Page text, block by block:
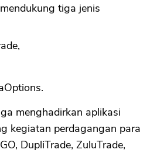
tiga jenis
menghadirkan aplikasi
kegiatan perdagangan para
DupliTrade, ZuluTrade,